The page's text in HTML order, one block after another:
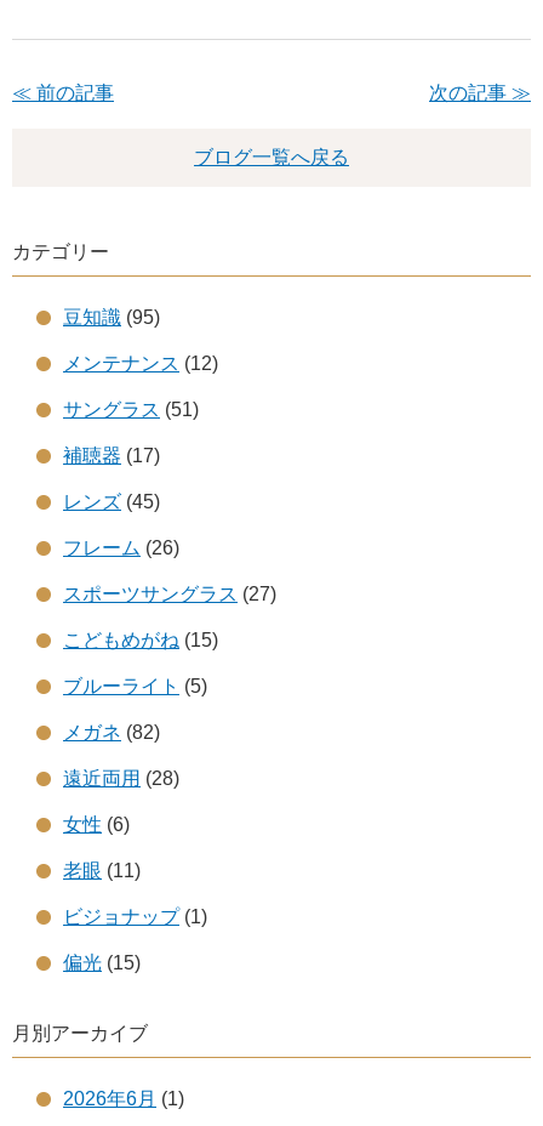
≪ 前の記事 次の記事 ≫
ブログ一覧へ戻る
カテゴリー
豆知識 (95)
メンテナンス (12)
サングラス (51)
補聴器 (17)
レンズ (45)
フレーム (26)
スポーツサングラス (27)
こどもめがね (15)
ブルーライト (5)
メガネ (82)
遠近両用 (28)
女性 (6)
老眼 (11)
ビジョナップ(1)
偏光 (15)
月別アーカイブ
2026年6月 (1)